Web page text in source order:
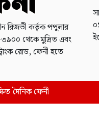
রিজভী কর্তৃক পপুলার
থেকে মুদ্রিত এবং
রোড, ফেনী হতে
দৈনিক ফেনী